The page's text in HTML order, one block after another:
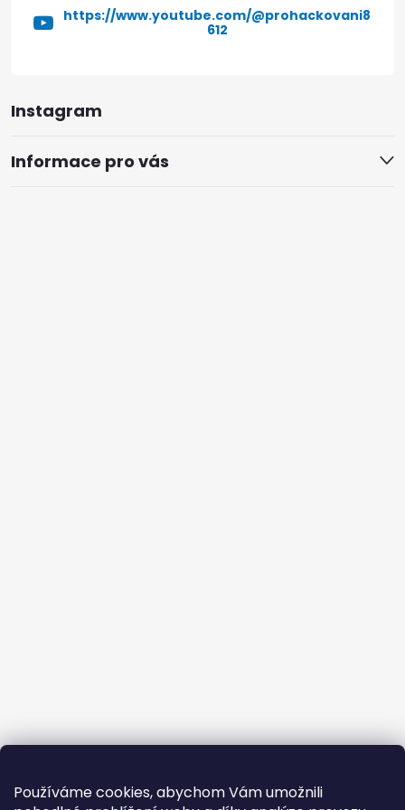
Používáme cookies, abychom Vám umožnili
Instagram
Informace pro vás
https://www.youtube.com/@prohackovani8
612